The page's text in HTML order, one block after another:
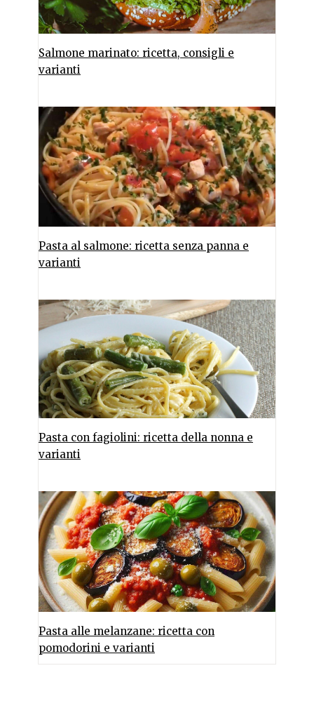
Salmone marinato: ricetta, consigli e
varianti
Pasta al salmone: ricetta senza panna e
varianti
Pasta con fagiolini: ricetta della nonna e
varianti
Pasta alle melanzane: ricetta con
pomodorini e varianti